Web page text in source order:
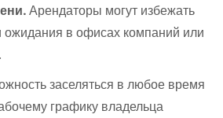
Арендаторы могут избежать
ожидания в офисах компаний или
заселяться в любое время
графику владельца